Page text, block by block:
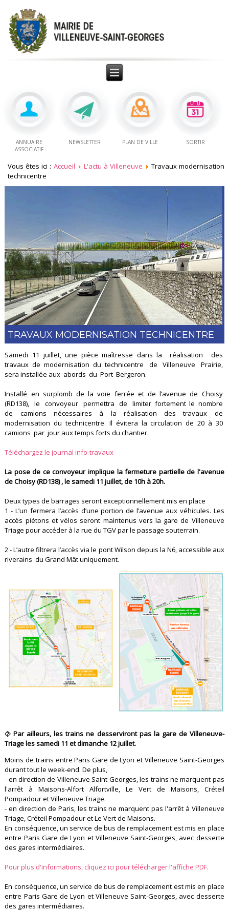
ANNUAIRE
ASSOCIATIF
NEWSLETTER PLAN DE VILLE SORTIR
Vous êtes ici : Accueil L'actu à Villeneuve
Travaux modernisation
technicentre
TRAVAUX MODERNISATION TECHNICENTRE
Samedi 11 juillet, une pièce maîtresse dans la réalisation des
travaux de modernisation du technicentre de Villeneuve Prairie,
sera installée aux abords du Port Bergeron.
Installé en surplomb de la voie ferrée et de l’avenue de Choisy
(RD138), le convoyeur permettra de limiter fortement le nombre
de camions nécessaires à la réalisation des travaux de
modernisation du technicentre. Il évitera la circulation de 20 à 30
camions par jour aux temps forts du chantier.
Téléchargez le journal info-travaux
La pose de ce convoyeur implique la fermeture partielle de l'avenue
de Choisy (RD138) , le samedi 11 juillet, de 10h à 20h.
Deux types de barrages seront exceptionnellement mis en place
1 - L’un fermera l’accès d’une portion de l’avenue aux véhicules. Les
accès piétons et vélos seront maintenus vers la gare de Villeneuve
Triage pour accéder à la rue du TGV par le passage souterrain.
2 - L’autre filtrera l’accès via le pont Wilson depuis la N6, accessible aux
riverains du Grand Mât uniquement.
⯑ Par ailleurs, les trains ne desserviront pas la gare de Villeneuve-
Triage les samedi 11 et dimanche 12 juillet.
Moins de trains entre Paris Gare de Lyon et Villeneuve Saint-Georges
durant tout le week-end. De plus,
- en direction de Villeneuve Saint-Georges, les trains ne marquent pas
l'arrêt à Maisons-Alfort Alfortville, Le Vert de Maisons, Créteil
Pompadour et Villeneuve Triage.
- en direction de Paris, les trains ne marquent pas l'arrêt à Villeneuve
Triage, Créteil Pompadour et Le Vert de Maisons.
En conséquence, un service de bus de remplacement est mis en place
entre Paris Gare de Lyon et Villeneuve Saint-Georges, avec desserte
des gares intermédiaires.
Pour plus d'informations, cliquez ici pour télécharger l'affiche PDF.
En conséquence, un service de bus de remplacement est mis en place
entre Paris Gare de Lyon et Villeneuve Saint-Georges, avec desserte
des gares intermédiaires.